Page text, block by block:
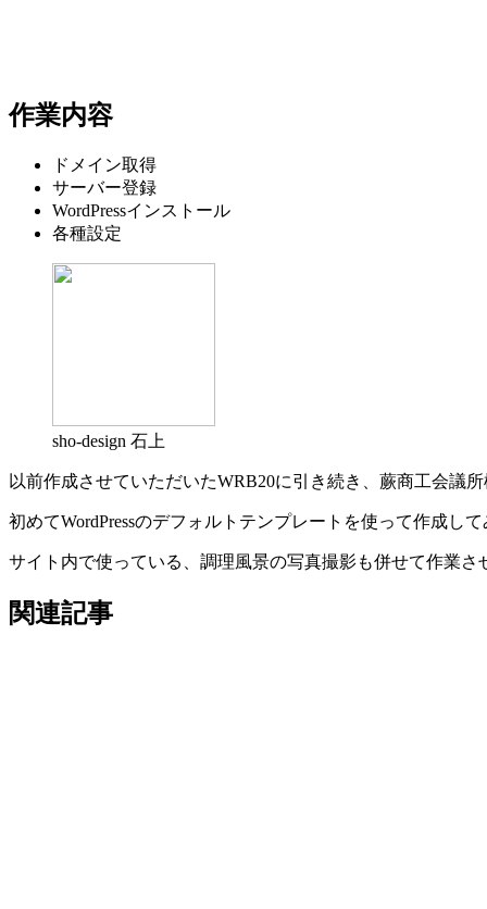
作業内容
ドメイン取得
サーバー登録
WordPressインストール
各種設定
sho-design 石上
以前作成させていただいたWRB20に引き続き、蕨商工会議
初めてWordPressのデフォルトテンプレートを使って作成し
サイト内で使っている、調理風景の写真撮影も併せて作業さ
関連記事